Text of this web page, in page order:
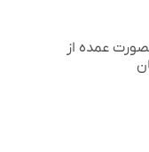
عمده از